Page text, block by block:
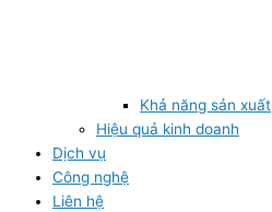
Khả năng sản xuất
Hiệu quả kinh doanh
Dịch vụ
Công nghệ
Liên hệ